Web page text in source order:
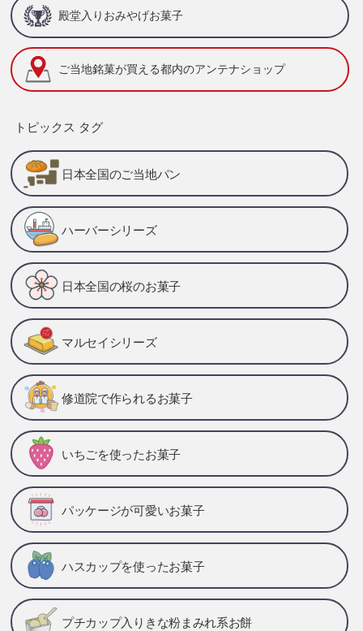
殿堂入りおみやげお菓子
ご当地銘菓が買える都内のアンテナショップ
トピックス タグ
日本全国のご当地パン
ハーバーシリーズ
日本全国の桜のお菓子
マルセイシリーズ
修道院で作られるお菓子
いちごを使ったお菓子
パッケージが可愛いお菓子
ハスカップを使ったお菓子
プチカップ入りきな粉まみれ系お餅